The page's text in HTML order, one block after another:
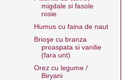
migdale si fasole
rosie
Humus cu faina de naut
Brioşe cu branza
proaspata si vanilie
(fara unt)
Orez cu legume /
Biryani